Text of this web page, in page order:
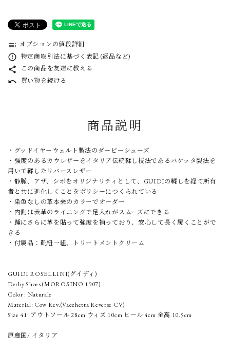
toc オプションの値段詳細
error_outline 特定商取引法に基づく表記 (返品など)
share この商品を友達に教える
undo 買い物を続ける
商品説明
・グッドイヤーウェルト製法のダービーシューズ
・強度のあるカウレザーをイタリア伝統鞣し技法であるバケッタ製法を
用いて鞣したリバースレザー
・静脈、アザ、シボをオリジナリティとして、GUIDIの鞣しを経て所有
者と共に進化しくことをポリシーにつくられている
・染色なしの革本来のカラーでオーダー
・内側は表革のライニングで足入れがスムーズにできる
・踵にさらに革を貼って強度を補っており、安心して長く履くことがで
きる
・付属品：靴紐一組、トリートメントクリーム
GUIDI ROSELLINI(グイディ)
Derby Shoes (MOROSINO 1907)
Color : Naturale
Material: Cow Rev.(Vacchetta Reverse CV)
Size 41: アウトソール 28cm ウィズ 10cm ヒール 4cm 全高 10.5cm
原産国/ イタリア